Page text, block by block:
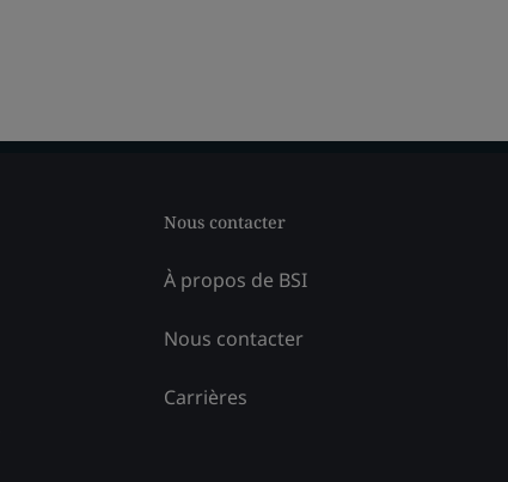
Nous contacter
À propos de BSI
Nous contacter
Carrières